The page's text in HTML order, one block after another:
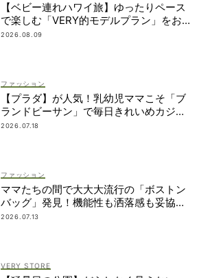
【ベビー連れハワイ旅】ゆったりペース
で楽しむ「VERY的モデルプラン」をお届
け！
2026.08.09
ファッション
【プラダ】が人気！乳幼児ママこそ「ブ
ランドビーサン」で毎日きれいめカジュ
アルが叶う
2026.07.18
ファッション
ママたちの間で大大大流行の「ボストン
バッグ」発見！機能性も洒落感も妥協し
ない
2026.07.13
VERY STORE